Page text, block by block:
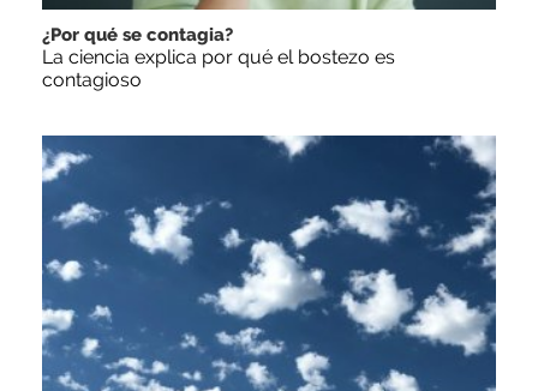
¿Por qué se contagia?
La ciencia explica por qué el bostezo es
contagioso